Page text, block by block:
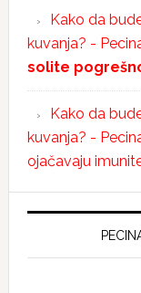
Kako da
kuvanja? -
solite
Kako da
kuvanja? -
ojačavaju